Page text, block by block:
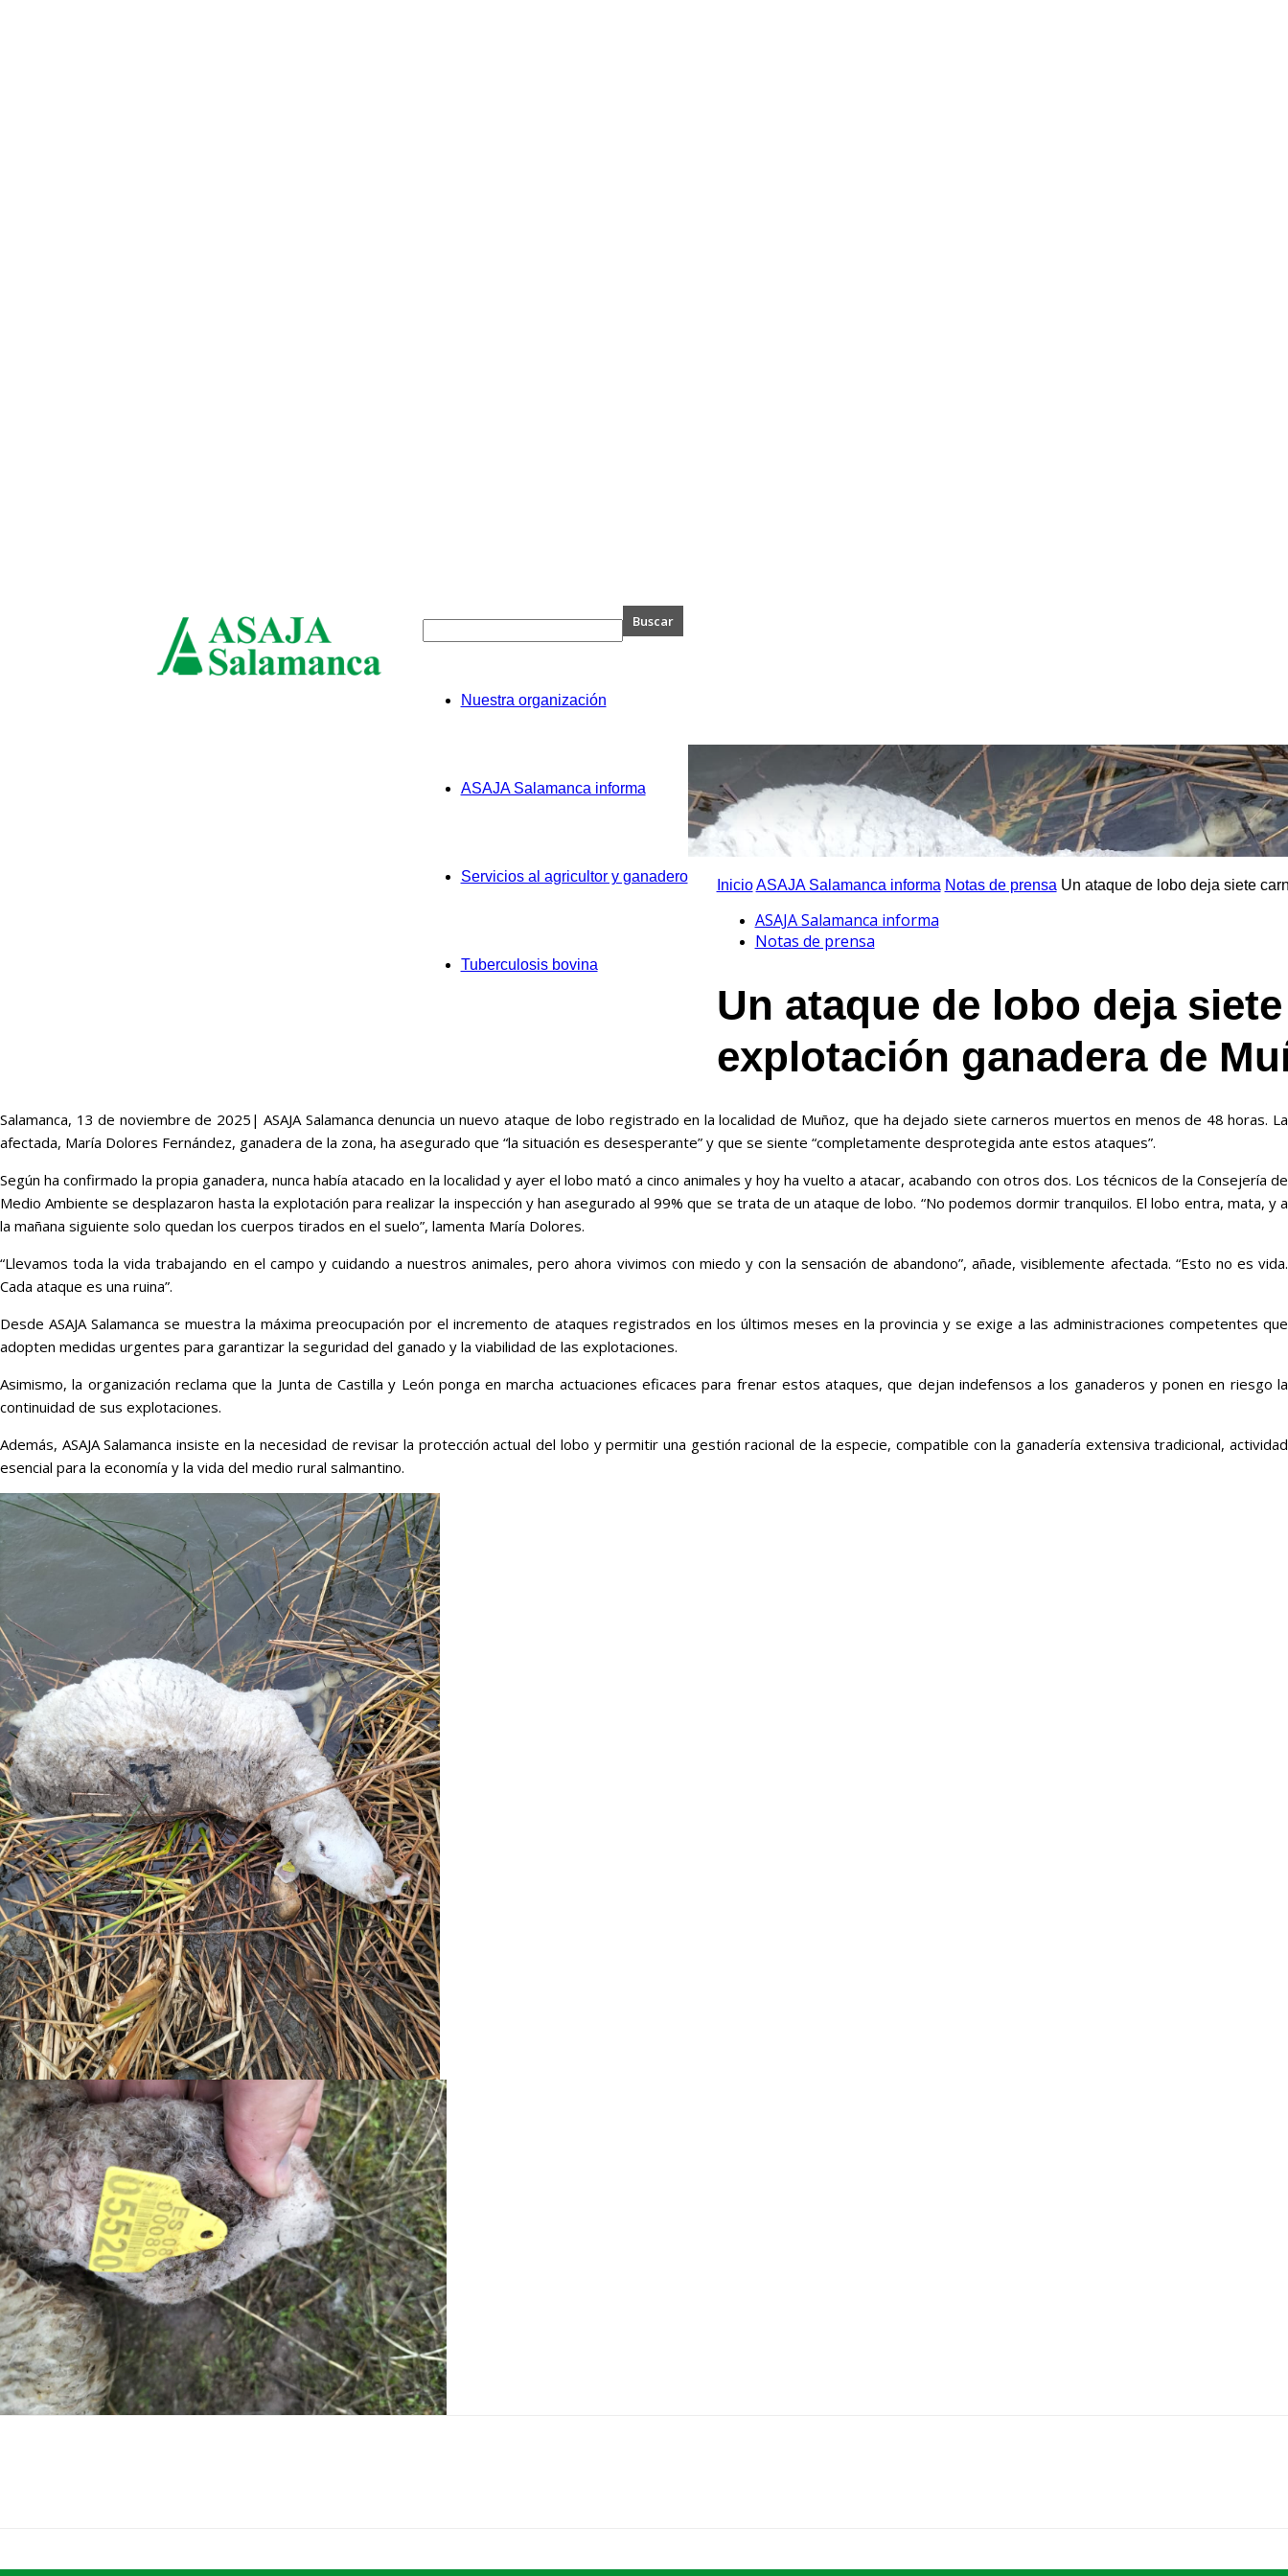
Nuestra organización
ASAJA Salamanca informa
Servicios al agricultor y ganadero
Tuberculosis bovina
Inicio ASAJA Salamanca informa Notas de prensa Un ataque de lobo deja siete
ASAJA Salamanca informa
Notas de prensa
Un ataque de lobo deja
explotación ganadera de
Salamanca, 13 de noviembre de 2025| ASAJA Salamanca denuncia un nuevo ataque de lobo registrado en la localidad de Muñoz, que ha dejado siete carneros muertos en menos de 48 horas. La
afectada, María Dolores Fernández, ganadera de la zona, ha asegurado que “la situación es desesperante” y que se siente “completamente desprotegida ante estos ataques”.
Según ha confirmado la propia ganadera, nunca había atacado en la localidad y ayer el lobo mató a cinco animales y hoy ha vuelto a atacar, acabando con otros dos. Los técnicos de la Consejería de
Medio Ambiente se desplazaron hasta la explotación para realizar la inspección y han asegurado al 99% que se trata de un ataque de lobo. “No podemos dormir tranquilos. El lobo entra, mata, y a
la mañana siguiente solo quedan los cuerpos tirados en el suelo”, lamenta María Dolores.
“Llevamos toda la vida trabajando en el campo y cuidando a nuestros animales, pero ahora vivimos con miedo y con la sensación de abandono”, añade, visiblemente afectada. “Esto no es vida.
Cada ataque es una ruina”.
Desde ASAJA Salamanca se muestra la máxima preocupación por el incremento de ataques registrados en los últimos meses en la provincia y se exige a las administraciones competentes que
adopten medidas urgentes para garantizar la seguridad del ganado y la viabilidad de las explotaciones.
Asimismo, la organización reclama que la Junta de Castilla y León ponga en marcha actuaciones eficaces para frenar estos ataques, que dejan indefensos a los ganaderos y ponen en riesgo la
continuidad de sus explotaciones.
Además, ASAJA Salamanca insiste en la necesidad de revisar la protección actual del lobo y permitir una gestión racional de la especie, compatible con la ganadería extensiva tradicional, actividad
esencial para la economía y la vida del medio rural salmantino.